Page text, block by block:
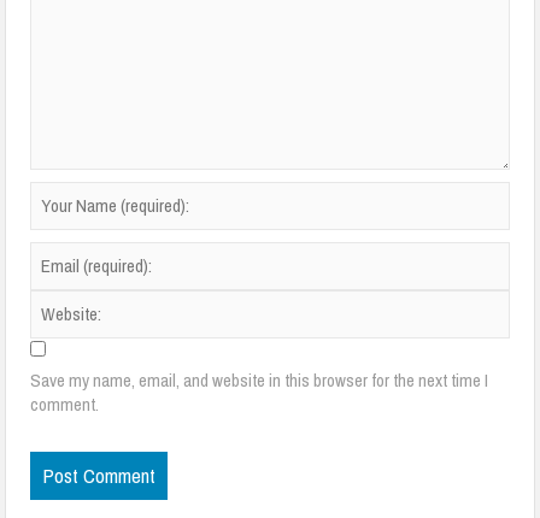
Save my name, email, and website in this browser for the next time I
comment.